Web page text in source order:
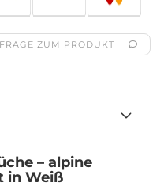
FRAGE ZUM PRODUKT
– alpine
in Weiß